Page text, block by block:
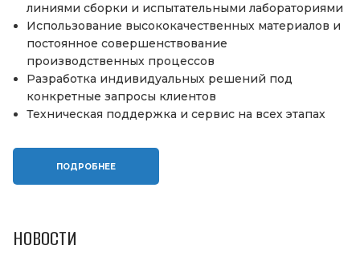
линиями сборки и испытательными лабораториями
Использование высококачественных материалов и
постоянное совершенствование
производственных процессов
Разработка индивидуальных решений под
конкретные запросы клиентов
Техническая поддержка и сервис на всех этапах
ПОДРОБНЕЕ
НОВОСТИ